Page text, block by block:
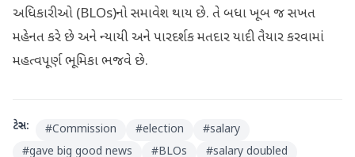
અધિકારીઓ (BLOs)નો સમાવેશ થાય છે. તે બધા ખૂબ જ સખત
મહેનત કરે છે અને ન્યાયી અને પારદર્શક મતદાર યાદી તૈયાર કરવામાં
મહત્વપૂર્ણ ભૂમિકા ભજવે છે.
ટેગ્સ: #Commission #election #salary
#gave big good news #BLOs #salary doubled